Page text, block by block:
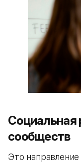
Социальная
сообществ
Это